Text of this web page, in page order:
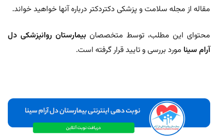
مقاله از مجله سلامت و پزشکی دکتردکتر درباره آنها خواهید خواند.
محتوای این مطلب، توسط متخصصان بیمارستان روانپزشکی دل
آرام سینا مورد بررسی و تایید قرار گرفته است.